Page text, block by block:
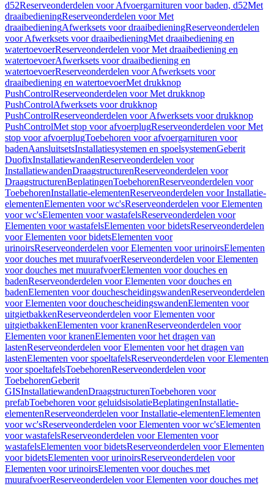
d52Reserveonderdelen voor Afvoergarnituren voor baden, d52Met
draaibedieningReserveonderdelen voor Met
draaibedieningAfwerksets voor draaibedieningReserveonderdelen
voor Afwerksets voor draaibedieningMet draaibediening en
watertoevoerReserveonderdelen voor Met draaibediening en
watertoevoerAfwerksets voor draaibediening en
watertoevoerReserveonderdelen voor Afwerksets voor
draaibediening en watertoevoerMet drukknop
PushControlReserveonderdelen voor Met drukknop
PushControlAfwerksets voor drukknop
PushControlReserveonderdelen voor Afwerksets voor drukknop
PushControlMet stop voor afvoerplugReserveonderdelen voor Met
stop voor afvoerplugToebehoren voor afvoergarnituren voor
badenAansluitsetsInstallatiesystemen en spoelsystemenGeberit
DuofixInstallatiewandenReserveonderdelen voor
InstallatiewandenDraagstructurenReserveonderdelen voor
DraagstructurenBeplatingenToebehorenReserveonderdelen voor
ToebehorenInstallatie-elementenReserveonderdelen voor Installatie-
elementenElementen voor wc'sReserveonderdelen voor Elementen
voor wc'sElementen voor wastafelsReserveonderdelen voor
Elementen voor wastafelsElementen voor bidetsReserveonderdelen
voor Elementen voor bidetsElementen voor
urinoirsReserveonderdelen voor Elementen voor urinoirsElementen
voor douches met muurafvoerReserveonderdelen voor Elementen
voor douches met muurafvoerElementen voor douches en
badenReserveonderdelen voor Elementen voor douches en
badenElementen voor douchescheidingswandenReserveonderdelen
voor Elementen voor douchescheidingswandenElementen voor
uitgietbakkenReserveonderdelen voor Elementen voor
uitgietbakkenElementen voor kranenReserveonderdelen voor
Elementen voor kranenElementen voor het dragen van
lastenReserveonderdelen voor Elementen voor het dragen van
lastenElementen voor spoeltafelsReserveonderdelen voor Elementen
voor spoeltafelsToebehorenReserveonderdelen voor
ToebehorenGeberit
GISInstallatiewandenDraagstructurenToebehoren voor
prefabToebehoren voor geluidsisolatieBeplatingenInstallatie-
elementenReserveonderdelen voor Installatie-elementenElementen
voor wc'sReserveonderdelen voor Elementen voor wc'sElementen
voor wastafelsReserveonderdelen voor Elementen voor
wastafelsElementen voor bidetsReserveonderdelen voor Elementen
voor bidetsElementen voor urinoirsReserveonderdelen voor
Elementen voor urinoirsElementen voor douches met
muurafvoerReserveonderdelen voor Elementen voor douches met